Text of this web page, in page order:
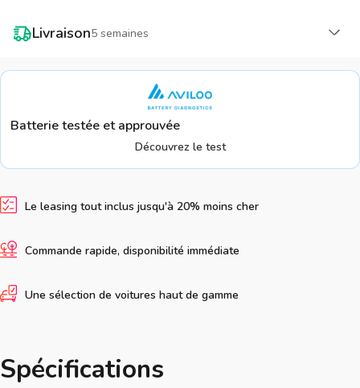
Livraison5 semaines
Batterie testée et approuvée
Découvrez le test
Le leasing tout inclus jusqu'à 20% moins cher
Commande rapide, disponibilité immédiate
Une sélection de voitures haut de gamme
Spécifications